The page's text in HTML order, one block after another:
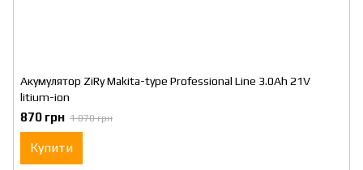
Акумулятор ZiRy Makita-type Professional Line 3.0Ah 21V
litium-ion
870 грн 1 070 грн
Купити